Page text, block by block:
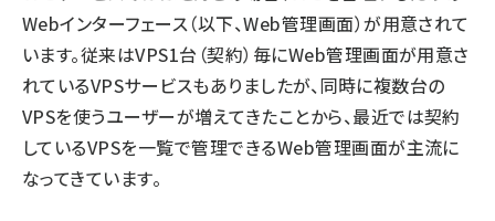
Webインターフェース（以下、Web管理画面）が用意されて
います。従来はVPS1台（契約）毎にWeb管理画面が用意さ
れているVPSサービスもありましたが、同時に複数台の
VPSを使うユーザーが増えてきたことから、最近では契約
しているVPSを一覧で管理できるWeb管理画面が主流に
なってきています。